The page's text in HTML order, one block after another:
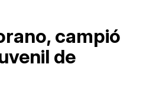
campió
de